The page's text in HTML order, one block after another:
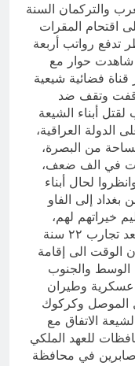
والتركمان السنة
اقتحام المقرات
تدفع رواتب أربعة
حوار مع
قناة فضائية شيعية
وتقف ضد
لقتل أبناء الشيعة
الدولة العراقية،
من البصرة،
في الف ضعف،
لحال أبناء
بغداد إلى الفاو
خيراتهم لهم،
طيب الا يتعض ساسة شيعة العراق وبعد تجارب ٢٢ سنة
الوقت الى إقامة
الوسط والجنوب
عسكرية وطيران
الموصل وكركوك
الاتفاق مع
للعهد الملكي
في محافظة